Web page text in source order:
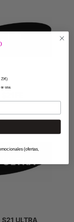
ULTRA
25€)
una.
(ofertas,